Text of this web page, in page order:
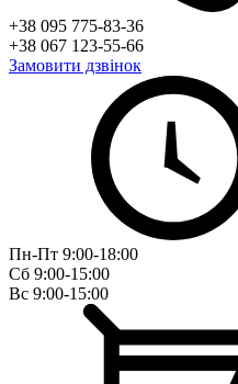
+38 095 775-83-36
+38 067 123-55-66
Замовити дзвінок
Пн-Пт 9:00-18:00
Сб 9:00-15:00
Вс 9:00-15:00